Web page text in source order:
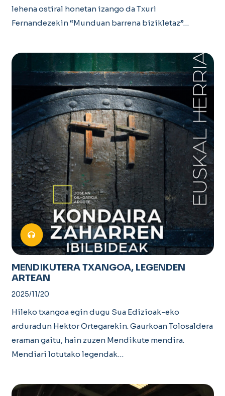
lehena ostiral honetan izango da Txuri
Fernandezekin “Munduan barrena bizikletaz”…
MENDIKUTERA TXANGOA, LEGENDEN
ARTEAN
2025/11/20
Hileko txangoa egin dugu Sua Edizioak-eko
arduradun Hektor Ortegarekin. Gaurkoan Tolosaldera
eraman gaitu, hain zuzen Mendikute mendira.
Mendiari lotutako legendak…